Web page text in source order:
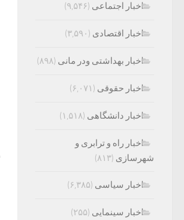
اخبار اجتماعی (۹,۵۴۶)
اخبار اقتصادی (۳,۵۹۰)
اخبار بهداشتی ودر مانی (۸۹۸)
اخبار حقوقی (۶,۰۷۱)
اخبار دانشگاهی (۱,۵۱۸)
اخبار راه و ترابری و
شهرسازی (۸۱۳)
اخبار سیاسی (۶,۳۸۵)
اخبار سینمایی (۲۵۵)